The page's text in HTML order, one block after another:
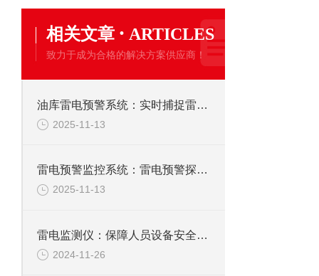
相关文章 · ARTICLES
致力于成为合格的解决方案供应商！
​油库雷电预警系统：实时捕捉雷电信息，及时预警助力油库规避雷击火灾风险
2025-11-13
雷电预警监控系统：雷电预警探头应安装于无遮挡以及周边无遮挡物的户外
2025-11-13
雷电监测仪：保障人员设备安全与推动科学研究的闪电监测系统
2024-11-26